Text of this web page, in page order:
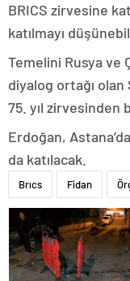
BRICS zirvesine
katılmayı
Temelini Rusya ve
diyalog ortağı olan
75. yıl zirvesinden
Erdoğan,
da katılacak.
Brıcs Fidan